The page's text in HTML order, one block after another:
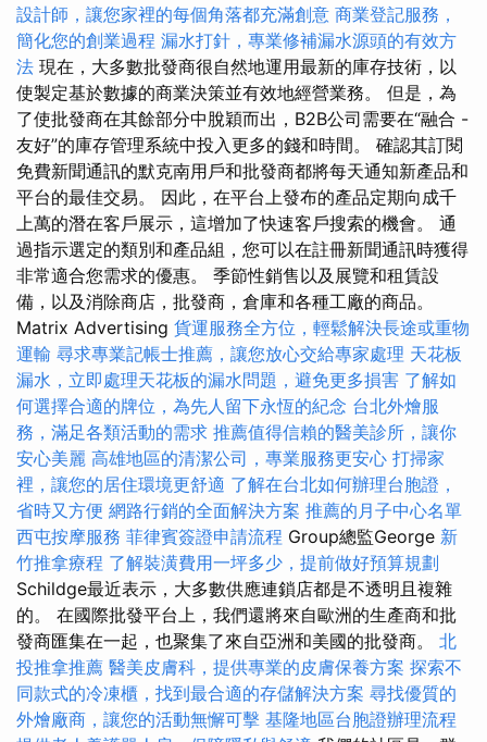
設計師，讓您家裡的每個角落都充滿創意 商業登記服務，
簡化您的創業過程 漏水打針，專業修補漏水源頭的有效方
法 現在，大多數批發商很自然地運用最新的庫存技術，以
使製定基於數據的商業決策並有效地經營業務。 但是，為
了使批發商在其餘部分中脫穎而出，B2B公司需要在“融合 -
友好”的庫存管理系統中投入更多的錢和時間。 確認其訂閱
免費新聞通訊的默克南用戶和批發商都將每天通知新產品和
平台的最佳交易。 因此，在平台上發布的產品定期向成千
上萬的潛在客戶展示，這增加了快速客戶搜索的機會。 通
過指示選定的類別和產品組，您可以在註冊新聞通訊時獲得
非常適合您需求的優惠。 季節性銷售以及展覽和租賃設
備，以及消除商店，批發商，倉庫和各種工廠的商品。
Matrix Advertising 貨運服務全方位，輕鬆解決長途或重物
運輸 尋求專業記帳士推薦，讓您放心交給專家處理 天花板
漏水，立即處理天花板的漏水問題，避免更多損害 了解如
何選擇合適的牌位，為先人留下永恆的紀念 台北外燴服
務，滿足各類活動的需求 推薦值得信賴的醫美診所，讓你
安心美麗 高雄地區的清潔公司，專業服務更安心 打掃家
裡，讓您的居住環境更舒適 了解在台北如何辦理台胞證，
省時又方便 網路行銷的全面解決方案 推薦的月子中心名單
西屯按摩服務 菲律賓簽證申請流程 Group總監George 新
竹推拿療程 了解裝潢費用一坪多少，提前做好預算規劃
Schildge最近表示，大多數供應連鎖店都是不透明且複雜
的。 在國際批發平台上，我們還將來自歐洲的生產商和批
發商匯集在一起​​，也聚集了來自亞洲和美國的批發商。 北
投推拿推薦 醫美皮膚科，提供專業的皮膚保養方案 探索不
同款式的冷凍櫃，找到最合適的存儲解決方案 尋找優質的
外燴廠商，讓您的活動無懈可擊 基隆地區台胞證辦理流程